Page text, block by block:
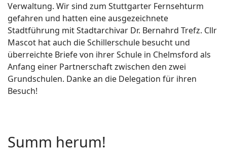
Verwaltung. Wir sind zum Stuttgarter Fernsehturm
gefahren und hatten eine ausgezeichnete
Stadtführung mit Stadtarchivar Dr. Bernahrd Trefz. Cllr
Mascot hat auch die Schillerschule besucht und
überreichte Briefe von ihrer Schule in Chelmsford als
Anfang einer Partnerschaft zwischen den zwei
Grundschulen. Danke an die Delegation für ihren
Besuch!
Summ herum!